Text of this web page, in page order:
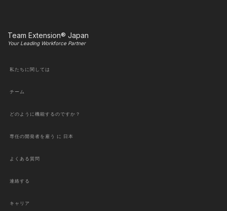
Team Extension® Japan
Your Leading Workforce Partner
私たちに関しては
チーム
どのように機能するのですか？
専任の開発者を雇う に 日本
よくある質問
連絡する
キャリア